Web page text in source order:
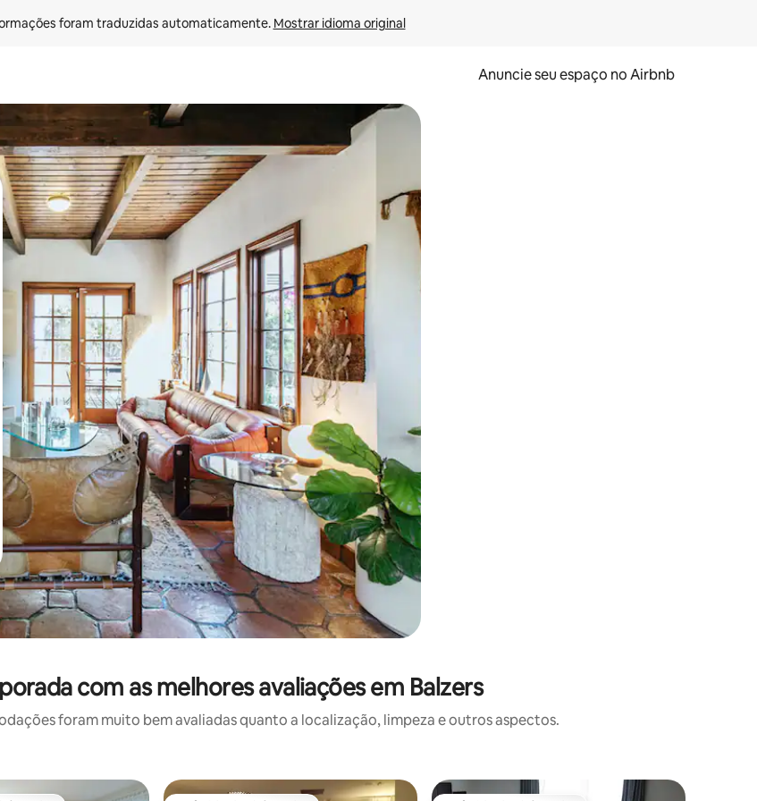
foram traduzidas automaticamente. Mostrar idioma original
Anuncie seu espaço no Airbnb
as seta para cima e para baixo do teclado ou tocando e deslizando o dedo na tela.
com as melhores avaliações em Balzers
foram muito bem avaliadas quanto a localização, limpeza e outros aspectos.